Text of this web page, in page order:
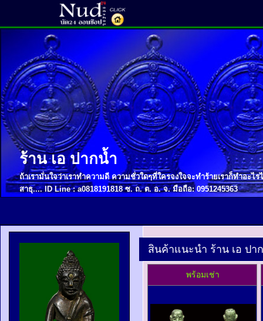
ร้าน เอ ปากน้ำ
ถ้าเรามั่นใจว่าเราทำความดี ความชั่วใดๆที่ใครจงใจจะทำร้ายเราก็ทำอะ
สาธุ.... ID Line : a0818191818 ซ. ถ. ต. อ. จ. มือถือ: 0951245363
สินค้าแนะนำ ร้าน เอ ปา
พร้อมเช่า